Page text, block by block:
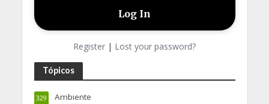
Register | Lost your password?
Tópicos
Ambiente
329